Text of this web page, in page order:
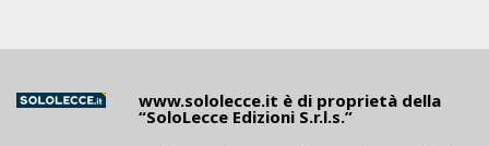
www.sololecce.it è di proprietà della
“SoloLecce Edizioni S.r.l.s.”